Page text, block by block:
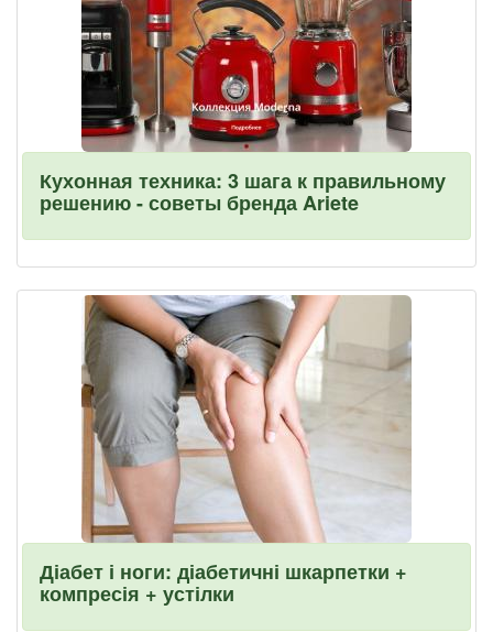
Кухонная техника: 3 шага к правильному
решению - советы бренда Ariete
Діабет і ноги: діабетичні шкарпетки +
компресія + устілки